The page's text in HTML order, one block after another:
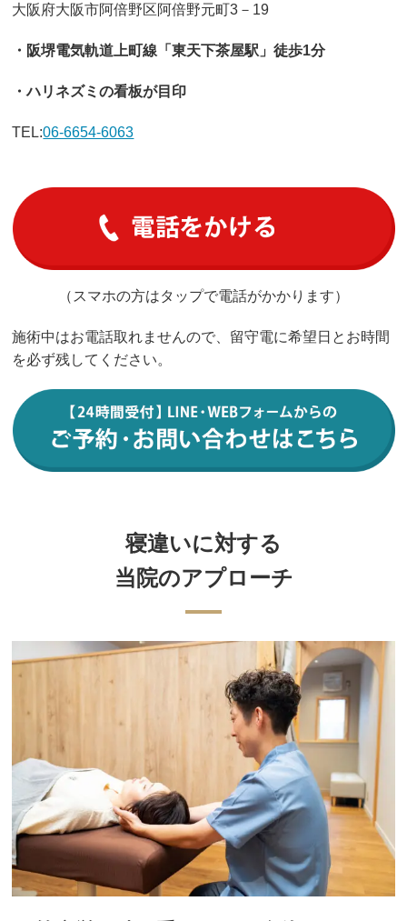
大阪府大阪市阿倍野区阿倍野元町3－19
・阪堺電気軌道上町線「東天下茶屋駅」徒歩1分
・ハリネズミの看板が目印
TEL:06-6654-6063
（スマホの方はタップで電話がかかります）
施術中はお電話取れませんので、留守電に希望日とお時間
を必ず残してください。
寝違いに対する
当院のアプローチ